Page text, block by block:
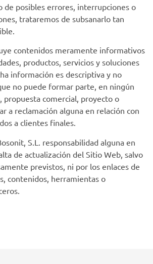
de posibles errores, interrupciones o
trataremos de subsanarlo tan
contenidos meramente informativos
productos, servicios y soluciones
información es descriptiva y no
no puede formar parte, en ningún
propuesta comercial, proyecto o
a reclamación alguna en relación con
a clientes finales.
S.L. responsabilidad alguna en
de actualización del Sitio Web, salvo
previstos, ni por los enlaces de
contenidos, herramientas o